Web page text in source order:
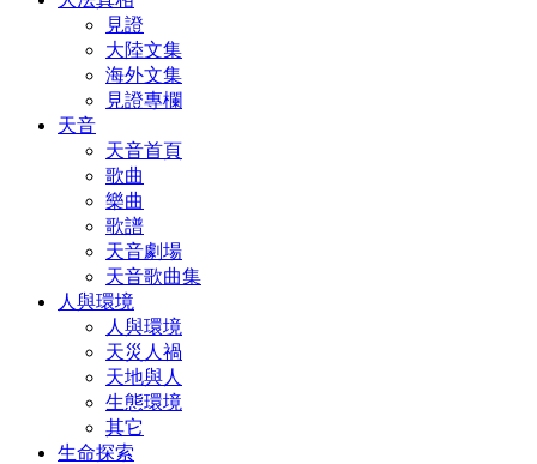
見證
大陸文集
海外文集
見證專欄
天音
天音首頁
歌曲
樂曲
歌譜
天音劇場
天音歌曲集
人與環境
人與環境
天災人禍
天地與人
生態環境
其它
生命探索